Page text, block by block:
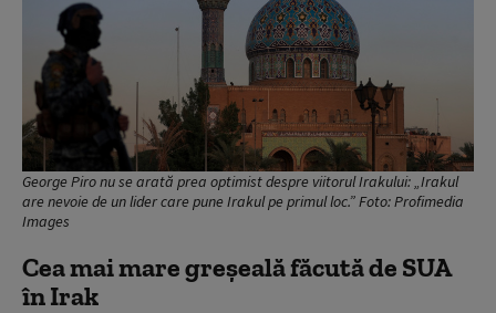
George Piro nu se arată prea optimist despre viitorul Irakului: „Irakul
are nevoie de un lider care pune Irakul pe primul loc.” Foto: Profimedia
Images
Cea mai mare greșeală făcută de SUA
în Irak